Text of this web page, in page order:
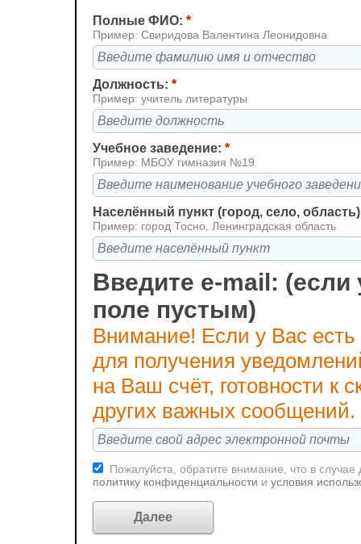
Полные ФИО: *
Пример: Свиридова Валентина Леонидовна
Должность: *
Пример: учитель литературы
Учебное заведение: *
Пример: МБОУ гимназия №19
Населённый пункт (город, село,
Пример: город Тосно, Ленинградская область
Введите e-mail: (если
поле пустым)
Внимание! Если у Вас
для получения
на Ваш счёт, готовности к
других важных сообщений.
Пожалуйста, обратите внимание, что в
политику конфиденциальности и условия